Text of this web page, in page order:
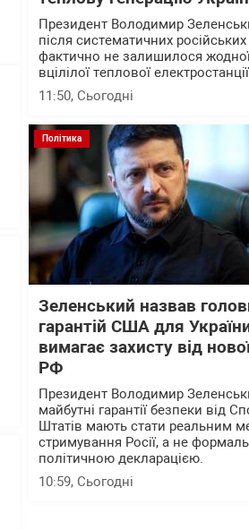
Президент Володимир
після систематичних російських
фактично не залишилося
вцілілої теплової
11:50, Сьогодні
Політика
Зеленський назвав
гарантій США для
вимагає захисту від
РФ
Президент Володимир
майбутні гарантії безпеки від
Штатів мають стати реальним
стримування Росії, а не
політичною декларацією.
10:59, Сьогодні